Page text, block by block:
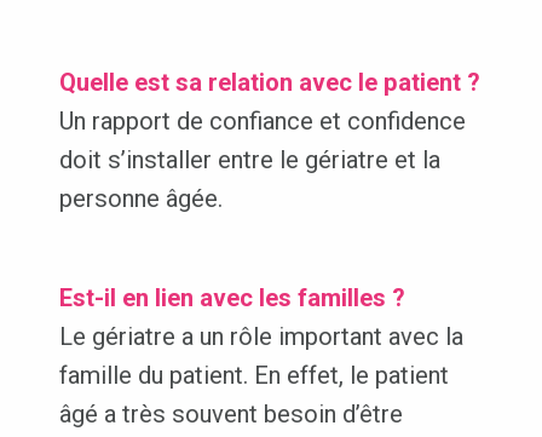
Quelle est sa relation avec le patient ?
Un rapport de confiance et confidence
doit s’installer entre le gériatre et la
personne âgée.
Est-il en lien avec les familles ?
Le gériatre a un rôle important avec la
famille du patient. En effet, le patient
âgé a très souvent besoin d’être